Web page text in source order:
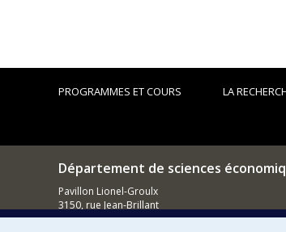
PROGRAMMES ET COURS LA
Département de sciences
Pavillon Lionel-Groulx
3150, rue Jean-Brillant
Montréal (QC)